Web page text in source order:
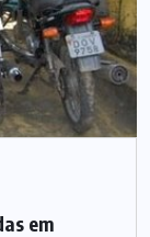
em